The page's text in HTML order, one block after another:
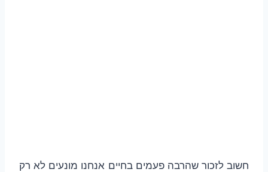
חשוב לזכור שהרבה פעמים בחיים אנחנו מונעים לא רק